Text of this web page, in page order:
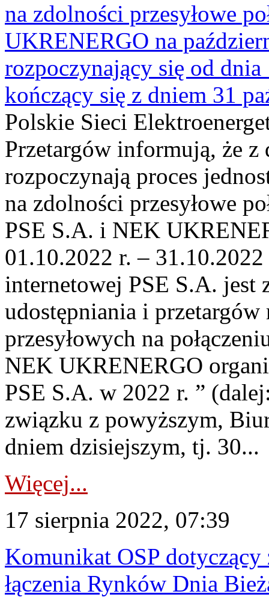
na zdolności przesyłowe
UKRENERGO na
rozpoczynający się od
kończący się z dniem 31
Polskie Sieci
Przetargów informują, że
rozpoczynają proces
na zdolności przesyłowe
PSE S.A. i NEK
01.10.2022 r. –
internetowej PSE S.A. jest
udostępniania i
przesyłowych na
NEK UKRENERGO
PSE S.A. w 2022 r. ”
związku z powyższym,
dniem dzisiejszym, tj. 30...
Więcej...
17 sierpnia 2022, 07:39
Komunikat OSP dotyczący
łączenia Rynków Dnia